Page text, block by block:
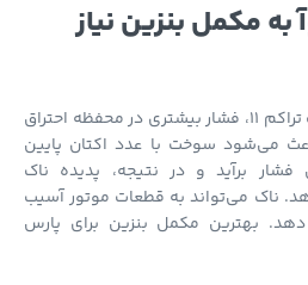
بنزین نیاز
موتور ME16 پارس نوآ با ضریب تراکم 11، فشار بیشتری در محفظه احتراق
سوخت با عدد اکتان پایین
و در نتیجه، پدیده ناک
می‌تواند به قطعات موتور آسیب
مکمل بنزین برای پارس